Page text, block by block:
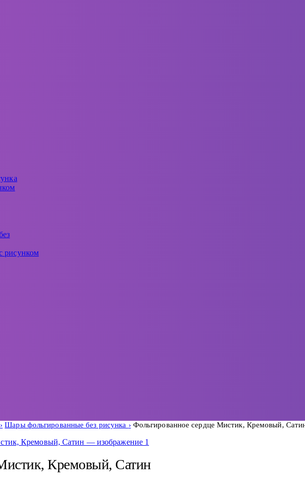
рисунком
Шары фольгированные без рисунка Фольгированное сердце Мистик, Кремовый,
Кремовый, Сатин